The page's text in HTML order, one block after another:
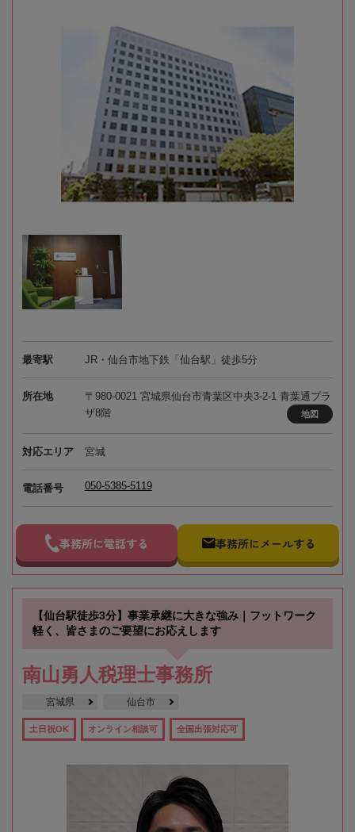
最寄駅 JR・仙台市地下鉄「仙台駅」徒歩5分
所在地
〒980-0021 宮城県仙台市青葉区中央3-2-1 青葉通プラ
ザ8階
地図
対応エリア 宮城
電話番号 050-5385-5119
事務所に電話する 事務所にメールする
【仙台駅徒歩3分】事業承継に大きな強み｜フットワーク
軽く、皆さまのご要望にお応えします
南山勇人税理士事務所
宮城県 仙台市
土日祝OK オンライン相談可 全国出張対応可